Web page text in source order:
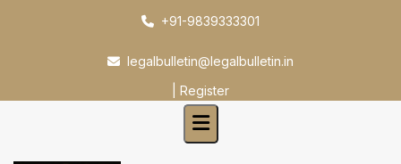
+91-9839333301
legalbulletin@legalbulletin.in
Register